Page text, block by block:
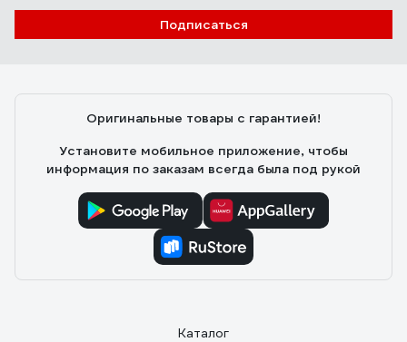
Подписаться
Оригинальные товары с гарантией!
Установите мобильное приложение, чтобы
информация по заказам всегда была под рукой
Каталог